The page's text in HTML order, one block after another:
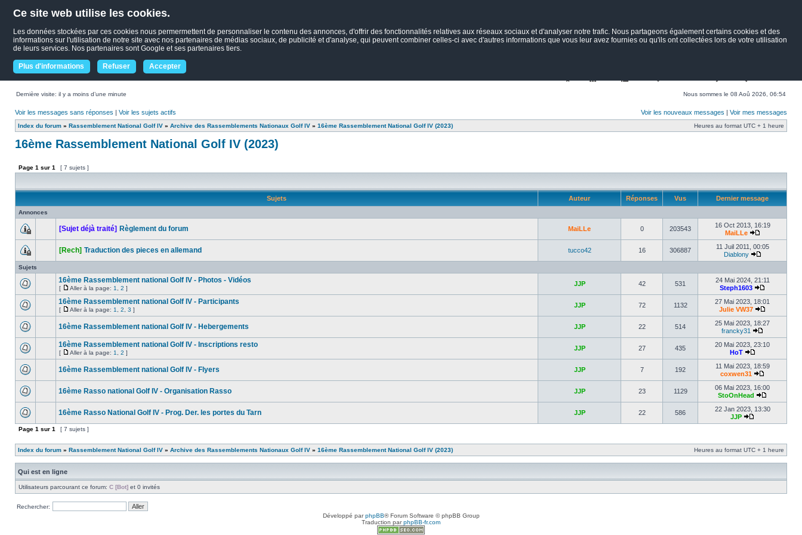
Ce site web utilise les cookies.
Les données stockées par ces cookies nous permermettent de personnaliser le contenu des annonces, d'offrir des fonctionnalités relatives aux réseaux sociaux et d'analyser notre trafic. Nous partageons également certains cookies et des
informations sur l'utilisation de notre site avec nos partenaires de médias sociaux, de publicité et d'analyse, qui peuvent combiner celles-ci avec d'autres informations que vous leur avez fournies ou qu'ils ont collectées lors de votre utilisation
de leurs services. Nos partenaires sont Google et ses partenaires tiers.
Plus d'informations Refuser Accepter
Dernière visite: il y a moins d’une minute Nous sommes le 08 Aoû 2026, 06:54
Voir les messages sans réponses | Voir les sujets actifs Voir les nouveaux messages | Voir mes messages
Index du forum » Rassemblement National Golf IV » Archive des Rassemblements Nationaux Golf IV » 16ème Rassemblement National Golf IV (2023) Heures au format UTC + 1 heure
16ème Rassemblement National Golf IV (2023)
Page 1 sur 1 [ 7 sujets ]
Sujets Auteur Réponses Vus Dernier message
Annonces
[Sujet déjà traité] Règlement du forum MaiLLe 0 203543
16 Oct 2013, 16:19
MaiLLe
[Rech] Traduction des pieces en allemand tucco42 16 306887
11 Juil 2011, 00:05
Diablony
Sujets
16ème Rassemblement national Golf IV - Photos - Vidéos
[ Aller à la page: 1 2 ]
JJP 42 531
24 Mai 2024, 21:11
Steph1603
16ème Rassemblement national Golf IV - Participants
[ Aller à la page: 1 2 3 ]
JJP 72 1132
27 Mai 2023, 18:01
Julie VW37
16ème Rassemblement national Golf IV - Hebergements JJP 22 514
25 Mai 2023, 18:27
francky31
16ème Rassemblement national Golf IV - Inscriptions resto
[ Aller à la page: 1 2 ]
JJP 27 435
20 Mai 2023, 23:10
HoT
16ème Rassemblement national Golf IV - Flyers JJP 7 192
11 Mai 2023, 18:59
coxwen31
16ème Rasso national Golf IV - Organisation Rasso JJP 23 1129
06 Mai 2023, 16:00
StoOnHead
16ème Rasso National Golf IV - Prog. Der. les portes du Tarn JJP 22 586
22 Jan 2023, 13:30
JJP
Page 1 sur 1 [ 7 sujets ]
Index du forum » Rassemblement National Golf IV » Archive des Rassemblements Nationaux Golf IV » 16ème Rassemblement National Golf IV (2023) Heures au format UTC + 1 heure
Qui est en ligne
Utilisateurs parcourant ce forum: C [Bot] et 0 invités
Rechercher:
Développé parphpBB® Forum Software © phpBB Group
Traduction parphpBB-fr.com